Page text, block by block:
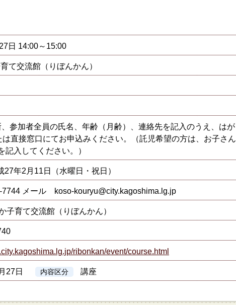
日 14:00～15:00
て交流館（りぼんかん）
参加者全員の氏名、年齢（月齢）、連絡先を記入のうえ、はが
直接窓口にてお申込みください。（託児希望の方は、お子さん
記入してください。）
27年2月11日（水曜日・祝日）
メール koso-kouryu@city.kagoshima.lg.jp
子育て交流館（りぼんかん）
ribonkan/event/course.html
27日 内容区分 講座